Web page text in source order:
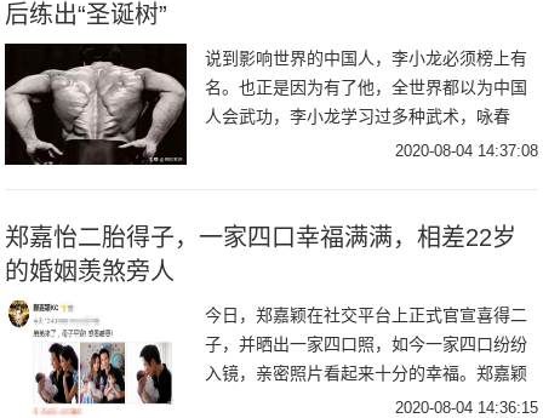
后练出“圣诞树”
说到影响世界的中国人，李小龙必须榜上有
名。也正是因为有了他，全世界都以为中国
人会武功，李小龙学习过多种武术，咏春
拳、螳螂拳、少林拳等等。因为李小龙事迹
2020-08-04 14:37:08
郑嘉怡二胎得子，一家四口幸福满满，相差22岁
的婚姻羡煞旁人
今日，郑嘉颖在社交平台上正式官宣喜得二
子，并晒出一家四口照，如今一家四口纷纷
入镜，亲密照片看起来十分的幸福。郑嘉颖
的老婆是陈凯琳，年纪比自己小22岁，现在
2020-08-04 14:36:15